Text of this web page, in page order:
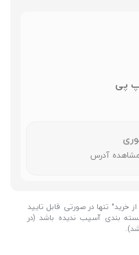
پی
مشاهده آدرس
خرید" تنها در صورتی قابل تایید
بندی آسیب ندیده باشد (در